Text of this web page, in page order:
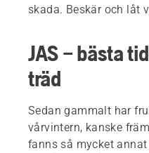
skada. Beskär och låt
JAS – bästa
träd
Sedan gammalt har
vårvintern, kanske
fanns så mycket